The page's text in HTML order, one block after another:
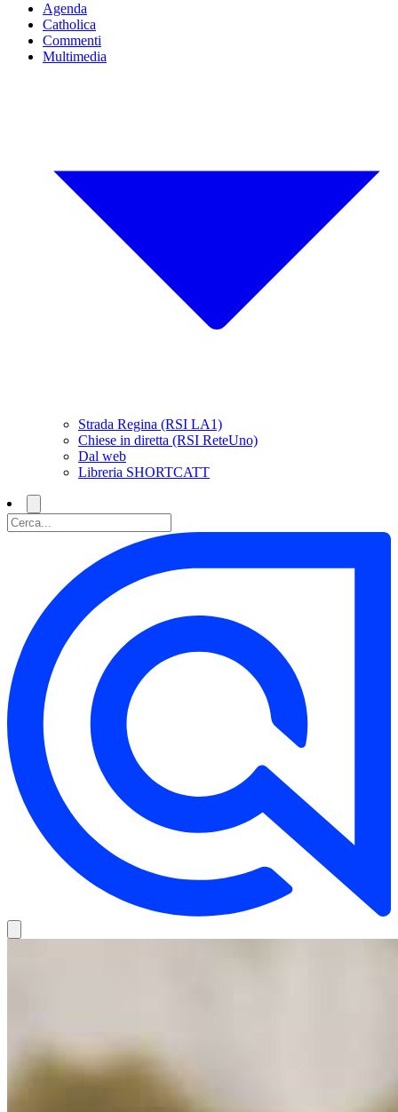
Agenda
Catholica
Commenti
Multimedia
Strada Regina (RSI LA1)
Chiese in diretta (RSI ReteUno)
Dal web
Libreria SHORTCATT